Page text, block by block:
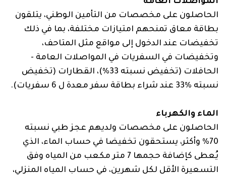
الحاصلون على مخصصات من التأمين الوطني، يتلقون
بطاقة معاق تمنحهم امتيازات مختلفة، بما في ذلك
تخفيضات عند الدخول إلى مواقع مثل المتاحف،
وتخفيضات في السفريات في المواصلات العامة -
الحافلات (تخفيض نسبته 33%‏)، القطارات (تخفيض
نسبته ‏33%‏ عند شراء بطاقة سفر معدة ل 6 سفريات).
الماء والكهرباء
الحاصلون على مخصصات ولديهم عجز طبي نسبته
70% وأكثر، يستحقون تخفيضا في حساب الماء، الذي
يُعطى كإضافة حجمها 7 متر مكعب من المياه وفق
التسعيرة الأقل لكل شهرين، في حساب المياه المنزلي،